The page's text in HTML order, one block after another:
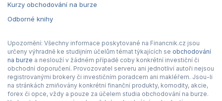
Kurzy obchodování na burze
Odborné knihy
Upozornění: Všechny informace poskytované na Financnik.cz jsou
určeny výhradně ke studijním účelům témat týkajících se obchodování
na burze a neslouží v žádném případě coby konkrétní investiční či
obchodní doporučení. Provozovatel serveru ani jednotliví autoři nejsou
registrovanými brokery či investičním poradcem ani makléřem. Jsou-li
na stránkách zmiňovány konkrétní finanční produkty, komodity, akcie,
forex či opce, vždy a pouze za účelem studia obchodování na burze.